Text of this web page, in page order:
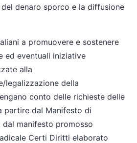
denaro sporco e la diffusione
a promuovere e sostenere
ed eventuali iniziative
alla
legalizzazione della
conto delle richieste delle
partire dal Manifesto di
dal manifesto promosso
Certi Diritti elaborato